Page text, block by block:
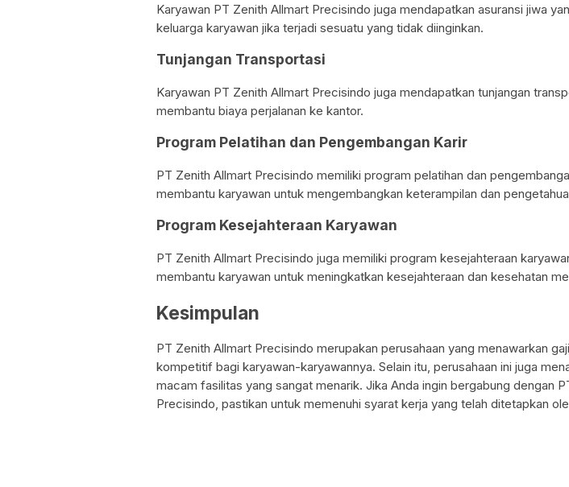
Karyawan PT Zenith Allmart Precisindo juga mendapatkan asuransi jiwa
keluarga karyawan jika terjadi sesuatu yang tidak diinginkan.
Tunjangan Transportasi
Karyawan PT Zenith Allmart Precisindo juga mendapatkan tunjangan
membantu biaya perjalanan ke kantor.
Program Pelatihan dan Pengembangan Karir
PT Zenith Allmart Precisindo memiliki program pelatihan dan
membantu karyawan untuk mengembangkan keterampilan dan
Program Kesejahteraan Karyawan
PT Zenith Allmart Precisindo juga memiliki program kesejahteraan
membantu karyawan untuk meningkatkan kesejahteraan dan kesehatan
Kesimpulan
PT Zenith Allmart Precisindo merupakan perusahaan yang menawarkan
kompetitif bagi karyawan-karyawannya. Selain itu, perusahaan ini juga
macam fasilitas yang sangat menarik. Jika Anda ingin bergabung dengan
Precisindo, pastikan untuk memenuhi syarat kerja yang telah ditetapkan